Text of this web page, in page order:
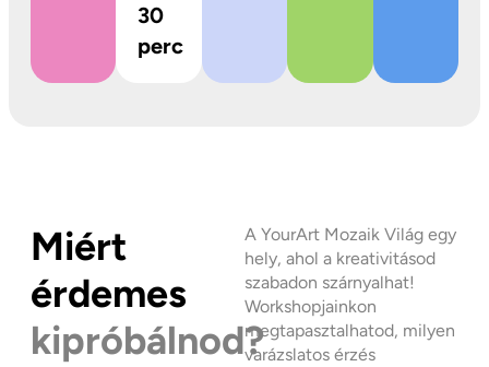
30
perc
Miért
érdemes
kipróbálnod?
A YourArt Mozaik Világ egy
hely, ahol a kreativitásod
szabadon szárnyalhat!
Workshopjainkon
megtapasztalhatod, milyen
varázslatos érzés